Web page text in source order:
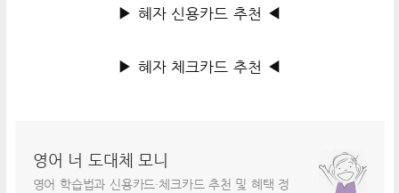
▶ 혜자 신용카드 추천 ◀
▶ 혜자 체크카드 추천 ◀
영어 너 도대체 모니
영어 학습법과 신용카드·체크카드 추천 및 혜택 정